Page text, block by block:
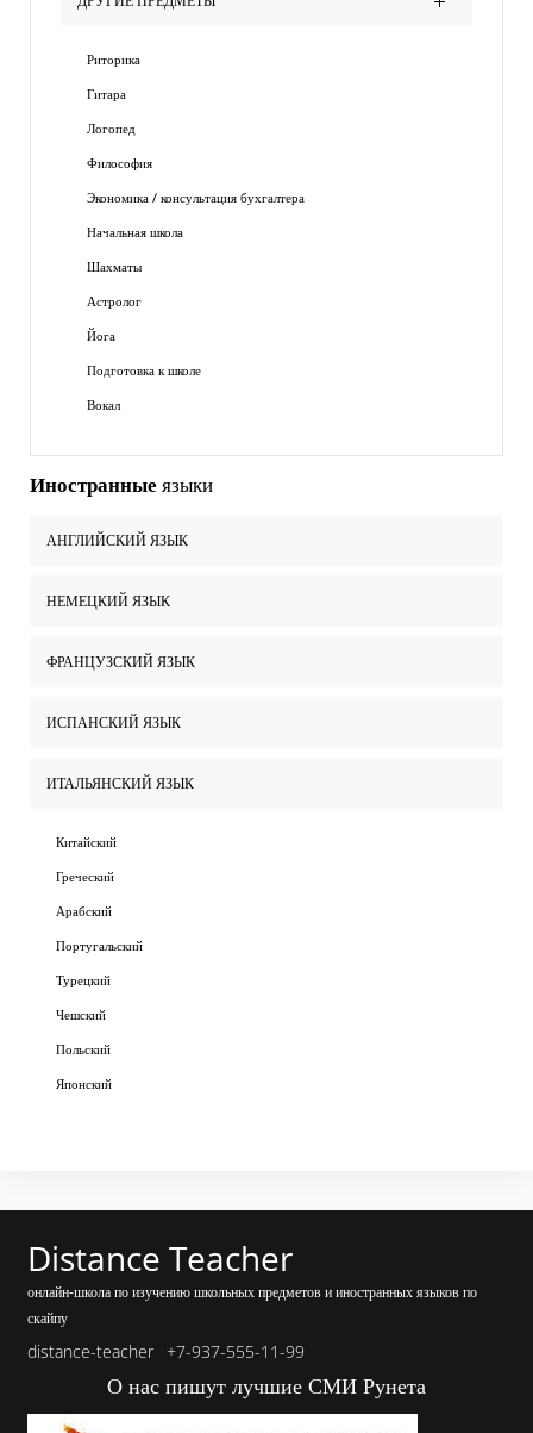
Риторика
Гитара
Логопед
Философия
Экономика / консультация бухгалтера
Начальная школа
Шахматы
Астролог
Йога
Подготовка к школе
Вокал
Иностранные языки
АНГЛИЙСКИЙ ЯЗЫК
НЕМЕЦКИЙ ЯЗЫК
ФРАНЦУЗСКИЙ ЯЗЫК
ИСПАНСКИЙ ЯЗЫК
ИТАЛЬЯНСКИЙ ЯЗЫК
Китайский
Греческий
Арабский
Португальский
Турецкий
Чешский
Польский
Японский
Distance Teacher
онлайн-школа по изучению школьных предметов и иностранных языков по
скайпу
distance-teacher +7-937-555-11-99
О нас пишут лучшие СМИ Рунета